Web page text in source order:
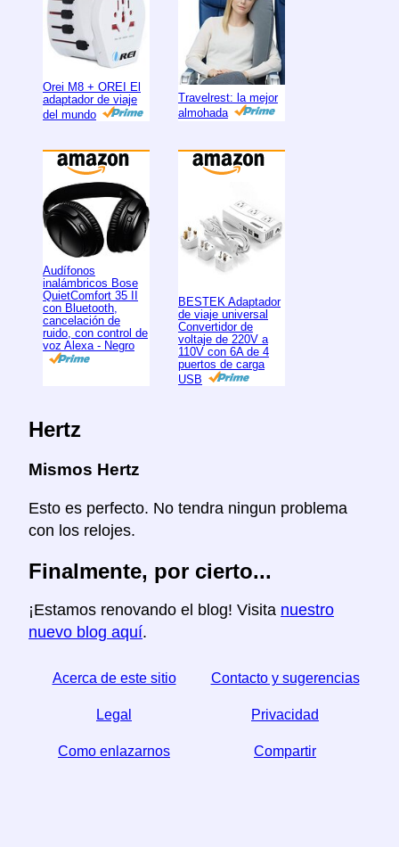
Orei M8 + OREI El
adaptador de viaje
del mundo
Travelrest: la mejor
almohada
Audífonos
inalámbricos Bose
QuietComfort 35 II
con Bluetooth,
cancelación de
ruido, con control de
voz Alexa - Negro
BESTEK Adaptador
de viaje universal
Convertidor de
voltaje de 220V a
110V con 6A de 4
puertos de carga
USB
Hertz
Mismos Hertz
Esto es perfecto. No tendra ningun problema
con los relojes.
Finalmente, por cierto...
¡Estamos renovando el blog! Visita nuestro
nuevo blog aquí.
Acerca de este sitio Contacto y sugerencias
Legal Privacidad
Como enlazarnos Compartir